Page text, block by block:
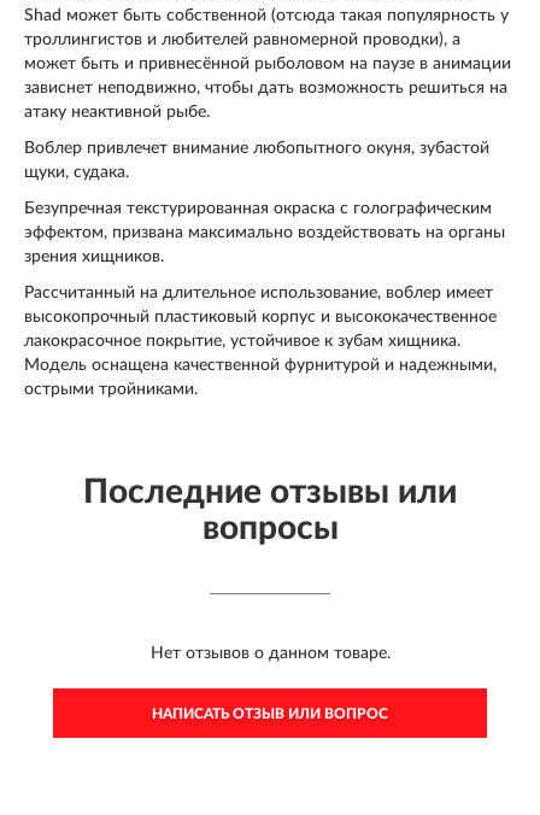
Shad может быть собственной (отсюда такая популярность у
троллингистов и любителей равномерной проводки), а
может быть и привнесённой рыболовом на паузе в анимации
зависнет неподвижно, чтобы дать возможность решиться на
атаку неактивной рыбе.
Воблер привлечет внимание любопытного окуня, зубастой
щуки, судака.
Безупречная текстурированная окраска с голографическим
эффектом, призвана максимально воздействовать на органы
зрения хищников.
Рассчитанный на длительное использование, воблер имеет
высокопрочный пластиковый корпус и высококачественное
лакокрасочное покрытие, устойчивое к зубам хищника.
Модель оснащена качественной фурнитурой и надежными,
острыми тройниками.
Последние отзывы или
вопросы
Нет отзывов о данном товаре.
НАПИСАТЬ ОТЗЫВ ИЛИ ВОПРОС